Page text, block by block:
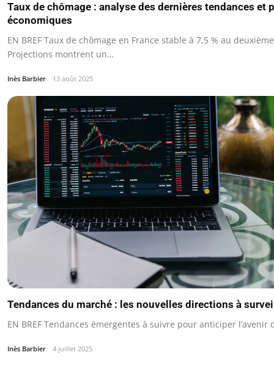
Taux de chômage : analyse des dernières tendances et
économiques
EN BREF Taux de chômage en France stable à 7,5 % au
Projections montrent un…
Inès Barbier 13 août 2025
Tendances du marché : les nouvelles directions à
EN BREF Tendances émergentes à suivre pour anticiper l’avenir
Inès Barbier 4 juillet 2025